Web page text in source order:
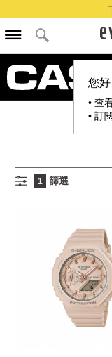
您
• 查
• 訂
1 篩選